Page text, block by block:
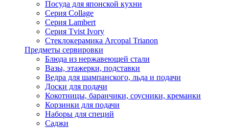
Посуда для японской кухни
Серия Collage
Серия Lambert
Серия Tvist Ivory
Стеклокерамика Arcopal Trianon
Предметы сервировки
Блюда из нержавеющей стали
Вазы, этажерки, подставки
Ведра для шампанского, льда и подачи
Доски для подачи
Кокотницы, баранчики, соусники, креманки
Корзинки для подачи
Наборы для специй
Саджи